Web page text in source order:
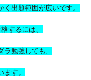
出題範囲が広いです。
するには、
勉強しても、
す。